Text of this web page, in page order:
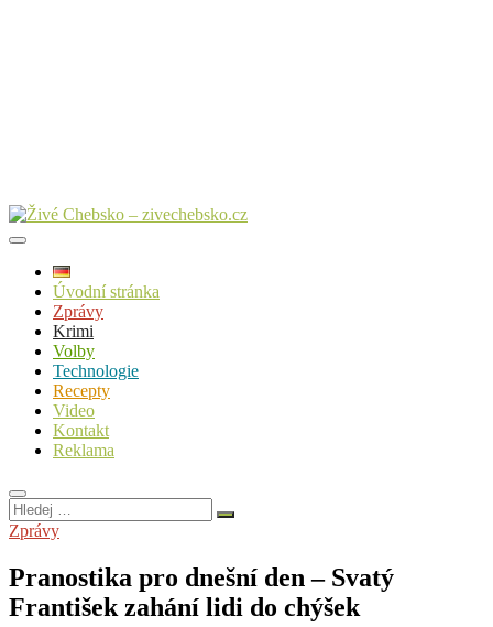
Úvodní stránka
Zprávy
Krimi
Volby
Technologie
Recepty
Video
Kontakt
Reklama
Hledej
…
Zprávy
Pranostika pro dnešní den – Svatý
František zahání lidi do chýšek